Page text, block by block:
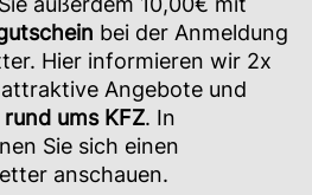
bei der Anmeldung
Hier informieren wir 2x
Angebote und
rund ums KFZ. In
Sie sich einen
anschauen.